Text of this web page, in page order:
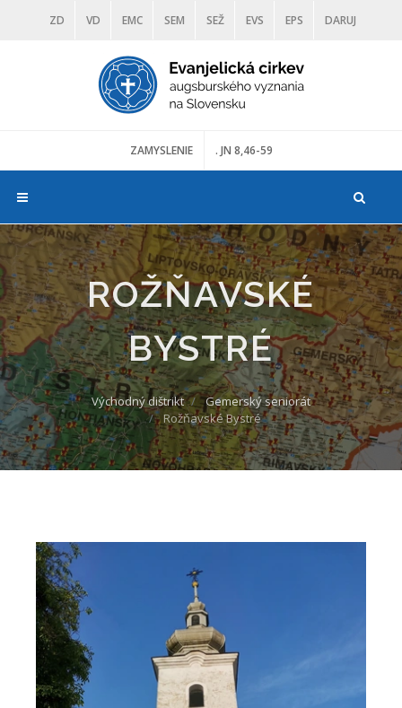
ZD VD EMC SEM SEŽ EVS EPS DARUJ
DIAKONIA ŠKOLY TRANOSCIUS
ZAMYSLENIE . JN 8,46-59
ROŽŇAVSKÉ
BYSTRÉ
Východný dištrikt
Gemerský seniorát
Rožňavské Bystré